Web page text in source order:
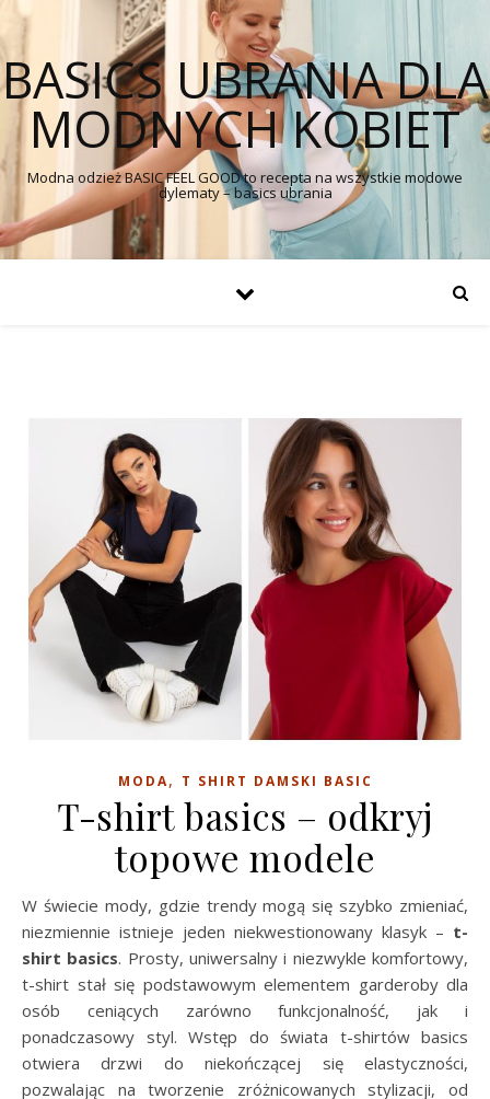
BASICS UBRANIA DLA
MODNYCH KOBIET
Modna odzież BASIC FEEL GOOD to recepta na wszystkie modowe
dylematy – basics ubrania
MODA, T SHIRT DAMSKI BASIC
T-shirt basics – odkryj
topowe modele
W świecie mody, gdzie trendy mogą się szybko zmieniać,
niezmiennie istnieje jeden niekwestionowany klasyk – t-
shirt basics. Prosty, uniwersalny i niezwykle komfortowy,
t-shirt stał się podstawowym elementem garderoby dla
osób ceniących zarówno funkcjonalność, jak i
ponadczasowy styl. Wstęp do świata t-shirtów basics
otwiera drzwi do niekończącej się elastyczności,
pozwalając na tworzenie zróżnicowanych stylizacji, od